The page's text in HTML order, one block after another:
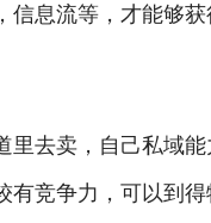
信息流等，才能够
里去卖，自己私域能
有竞争力，可以到得